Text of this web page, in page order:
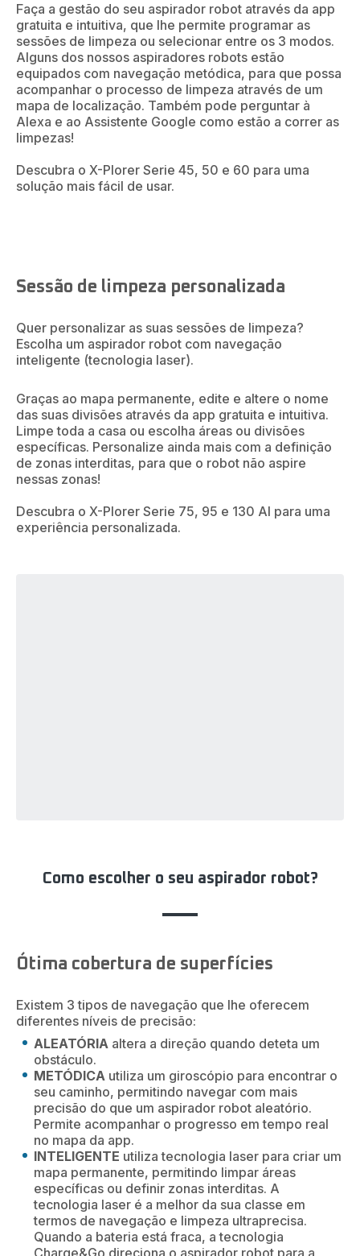
Faça a gestão do seu aspirador robot através da app
gratuita e intuitiva, que lhe permite programar as
sessões de limpeza ou selecionar entre os 3 modos.
Alguns dos nossos aspiradores robots estão
equipados com navegação metódica, para que possa
acompanhar o processo de limpeza através de um
mapa de localização. Também pode perguntar à
Alexa e ao Assistente Google como estão a correr as
limpezas!
Descubra o X-Plorer Serie 45, 50 e 60 para uma
solução mais fácil de usar.
Sessão de limpeza personalizada
Quer personalizar as suas sessões de limpeza?
Escolha um aspirador robot com navegação
inteligente (tecnologia laser).
Graças ao mapa permanente, edite e altere o nome
das suas divisões através da app gratuita e intuitiva.
Limpe toda a casa ou escolha áreas ou divisões
específicas. Personalize ainda mais com a definição
de zonas interditas, para que o robot não aspire
nessas zonas!
Descubra o X-Plorer Serie 75, 95 e 130 AI para uma
experiência personalizada.
Como escolher o seu aspirador robot?
Ótima cobertura de superfícies
Existem 3 tipos de navegação que lhe oferecem
diferentes níveis de precisão:
ALEATÓRIA altera a direção quando deteta um
obstáculo.
METÓDICA utiliza um giroscópio para encontrar o
seu caminho, permitindo navegar com mais
precisão do que um aspirador robot aleatório.
Permite acompanhar o progresso em tempo real
no mapa da app.
INTELIGENTE utiliza tecnologia laser para criar um
mapa permanente, permitindo limpar áreas
específicas ou definir zonas interditas. A
tecnologia laser é a melhor da sua classe em
termos de navegação e limpeza ultraprecisa.
Quando a bateria está fraca, a tecnologia
Charge&Go direciona o aspirador robot para a